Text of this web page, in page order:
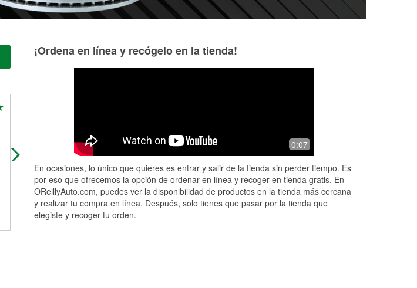
These guys are awesome. Very
professional and friendly
Large selection of parts in stock at this
location. Otherwise, just like any other
cash to tip if you
¡Ordena en línea y recógelo en la tienda!
0:07
En ocasiones, lo único que quieres es entrar y salir de la tienda sin perder tiempo. Es
por eso que ofrecemos la opción de ordenar en línea y recoger en tienda gratis. En
OReillyAuto.com, puedes ver la disponibilidad de productos en la tienda más cercana
y realizar tu compra en línea. Después, solo tienes que pasar por la tienda que
elegiste y recoger tu orden.